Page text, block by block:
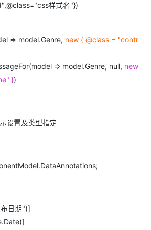
样式名"})
=> model.Genre, new { @class = "contr
=> model.Genre, null, new
})
设置及类型指定
日期")]